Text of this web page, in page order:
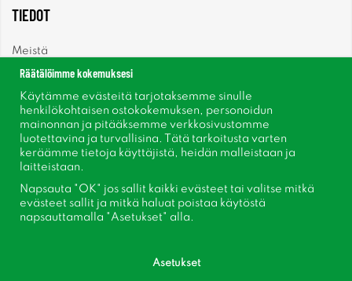
TIEDOT
Meistä
Uutiset
Uutiskirje
Tietoja evästeistä
Inspiraatiota
Räätälöimme kokemuksesi
Käytämme evästeitä tarjotaksemme sinulle
henkilökohtaisen ostokokemuksen, personoidun
mainonnan ja pitääksemme verkkosivustomme
luotettavina ja turvallisina. Tätä tarkoitusta varten
keräämme tietoja käyttäjistä, heidän malleistaan ​​ja
laitteistaan.
Napsauta "OK" jos sallit kaikki evästeet tai valitse mitkä
evästeet sallit ja mitkä haluat poistaa käytöstä
napsauttamalla "Asetukset" alla.
Asetukset